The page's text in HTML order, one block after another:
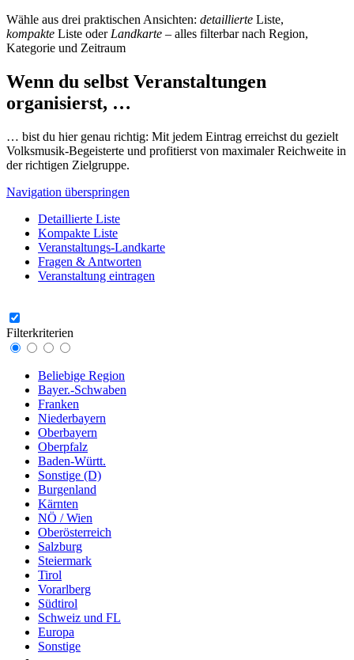
Wähle aus drei praktischen Ansichten: detaillierte Liste,
kompakte Liste oder Landkarte – alles filterbar nach Region,
Kategorie und Zeitraum
Wenn du selbst Veranstaltungen
organisierst, …
… bist du hier genau richtig: Mit jedem Eintrag erreichst du gezielt
Volksmusik-Begeisterte und profitierst von maximaler Reichweite in
der richtigen Zielgruppe.
Navigation überspringen
Detaillierte Liste
Kompakte Liste
Veranstaltungs-Landkarte
Fragen & Antworten
Veranstaltung eintragen
Filterkriterien
Beliebige Region
Bayer.-Schwaben
Franken
Niederbayern
Oberbayern
Oberpfalz
Baden-Württ.
Sonstige (D)
Burgenland
Kärnten
NÖ / Wien
Oberösterreich
Salzburg
Steiermark
Tirol
Vorarlberg
Südtirol
Schweiz und FL
Europa
Sonstige